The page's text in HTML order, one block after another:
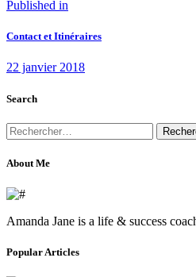
Navigation
de
Published in
Contact et Itinéraires
22 janvier 2018
Search
Rechercher :
About Me
Amanda Jane is a life & success
Popular Articles